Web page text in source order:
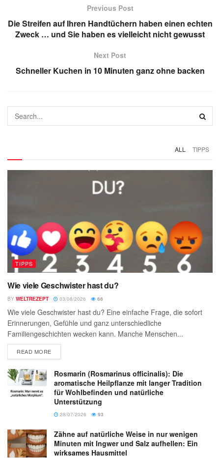
Previous Post
Die Streifen auf Ihren Handtüchern haben einen echten
Zweck … und Sie haben es vielleicht nicht gewusst
Next Post
Schneller Kuchen in 10 Minuten ganz ohne backen
ALL TIPPS
TIPPS
Wie viele Geschwister hast du?
BY WELTREZEPT 03/08/2026 66
Wie viele Geschwister hast du? Eine einfache Frage, die sofort
Erinnerungen, Gefühle und ganz unterschiedliche
Familiengeschichten wecken kann. Manche Menschen...
READ MORE
Rosmarin (Rosmarinus officinalis): Die
aromatische Heilpflanze mit langer Tradition
für Wohlbefinden und natürliche
Unterstützung
28/07/2026 93
Zähne auf natürliche Weise in nur wenigen
Minuten mit Ingwer und Salz aufhellen: Ein
wirksames Hausmittel